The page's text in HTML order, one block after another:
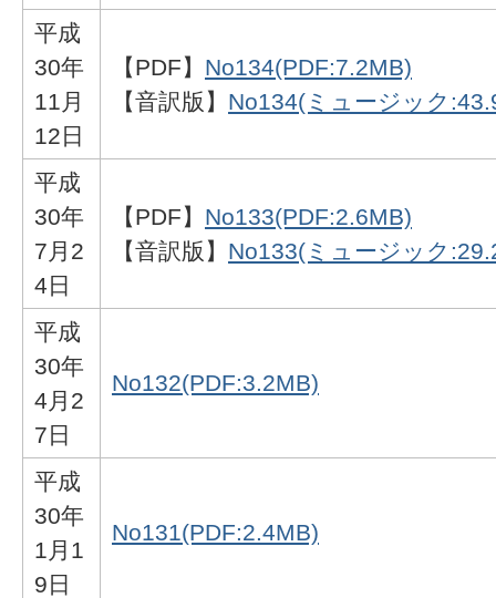
平成
30年
11月
12日
【PDF】 No134(PDF:7.2MB)
【音訳版】 No134(ミュージック
平成
30年
7月2
4日
【PDF】 No133(PDF:2.6MB)
【音訳版】 No133(ミュージック
平成
30年
4月2
7日
No132(PDF:3.2MB)
平成
30年
1月1
9日
No131(PDF:2.4MB)